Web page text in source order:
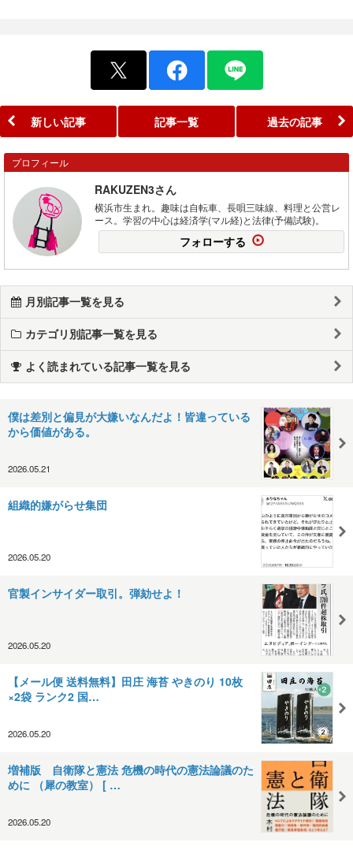
新しい記事 記事一覧 過去の記事
プロフィール
RAKUZEN3さん
横浜市生まれ。趣味は自転車、長唄三味線、料理と公営レ
ース。学習の中心は経済学(マル経)と法律(予備試験)。
フォローする
月別記事一覧を見る
カテゴリ別記事一覧を見る
よく読まれている記事一覧を見る
僕は差別と偏見が大嫌いなんだよ！皆違っている
から価値がある。
2026.05.21
組織的嫌がらせ集団
2026.05.20
官製インサイダー取引。弾劾せよ！
2026.05.20
【メール便 送料無料】田庄 海苔 やきのり 10枚
×2袋 ランク2 国…
2026.05.20
増補版 自衛隊と憲法 危機の時代の憲法論議のた
めに （犀の教室） [ …
2026.05.20